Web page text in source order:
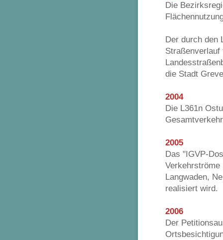
Die
Der durch den
Straßenverlauf
die Stadt
2004
Die L361n
2005
Das "IGVP-
Verkehrströme
Langwaden,
realisiert wird.
2006
Der